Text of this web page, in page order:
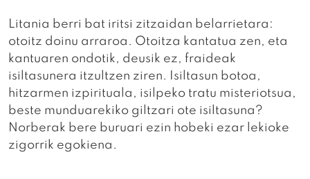
Litania berri bat iritsi zitzaidan belarrietara:
otoitz doinu arraroa. Otoitza kantatua zen, eta
kantuaren ondotik, deusik ez, fraideak
isiltasunera itzultzen ziren. Isiltasun botoa,
hitzarmen izpirituala, isilpeko tratu misteriotsua,
beste munduarekiko giltzari ote isiltasuna?
Norberak bere buruari ezin hobeki ezar lekioke
zigorrik egokiena.